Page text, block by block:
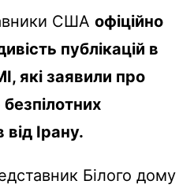
США офіційно
публікацій в
які заявили про
від Ірану.
Білого дому